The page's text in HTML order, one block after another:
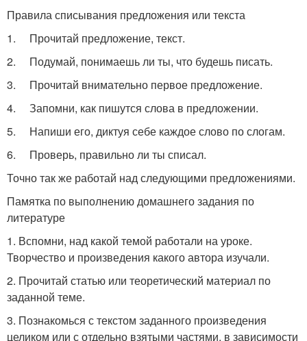
Правила списывания предложения или текста
1. Прочитай предложение, текст.
2. Подумай, понимаешь ли ты, что будешь писать.
3. Прочитай внимательно первое предложение.
4. Запомни, как пишутся слова в предложении.
5. Напиши его, диктуя себе каждое слово по слогам.
6. Проверь, правильно ли ты списал.
Точно так же работай над следующими предложениями.
Памятка по выполнению домашнего задания по
литературе
1. Вспомни, над какой темой работали на уроке.
Творчество и произведения какого автора изучали.
2. Прочитай статью или теоретический материал по
заданной теме.
3. Познакомься с текстом заданного произведения
целиком или с отдельно взятыми частями, в зависимости